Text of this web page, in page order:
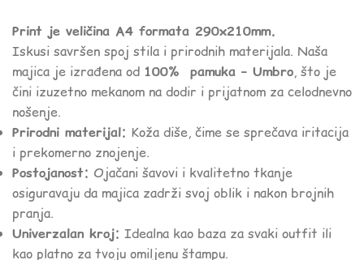
Print je veličina A4 formata 290x210mm.
Iskusi savršen spoj stila i prirodnih materijala. Naša
majica je izrađena od 100% pamuka – Umbro, što je
čini izuzetno mekanom na dodir i prijatnom za celodnevno
nošenje.
Prirodni materijal: Koža diše, čime se sprečava iritacija
i prekomerno znojenje.
Postojanost: Ojačani šavovi i kvalitetno tkanje
osiguravaju da majica zadrži svoj oblik i nakon brojnih
pranja.
Univerzalan kroj: Idealna kao baza za svaki outfit ili
kao platno za tvoju omiljenu štampu.